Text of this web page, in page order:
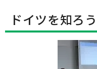
ドイツを知ろう